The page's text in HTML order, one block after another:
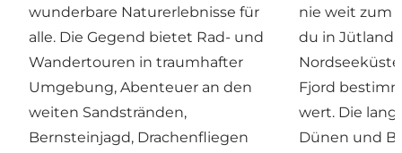
wunderbare Naturerlebnisse für
alle. Die Gegend bietet Rad- und
Wandertouren in traumhafter
Umgebung, Abenteuer an den
weiten Sandstränden,
Bernsteinjagd, Drachenfliegen
nie weit zum
du in Jütland
Fjord
wert. Die
Dünen und